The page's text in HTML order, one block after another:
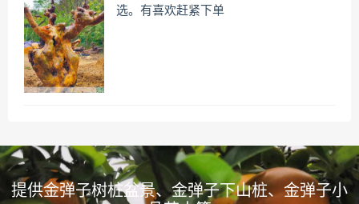
选。有喜欢赶紧下单
提供金弹子树桩盆景、金弹子下山桩、金弹子小